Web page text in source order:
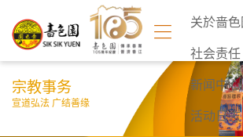
关於啬
社会责任
新闻中心
活动日志
宗教事务
宣道弘法 广结善缘